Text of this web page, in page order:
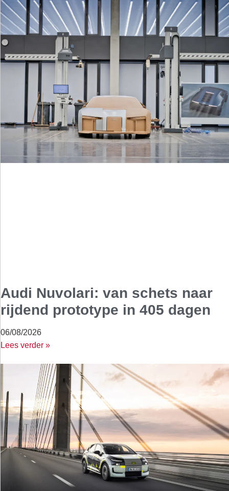
Audi Nuvolari: van schets naar
rijdend prototype in 405 dagen
06/08/2026
Lees verder »